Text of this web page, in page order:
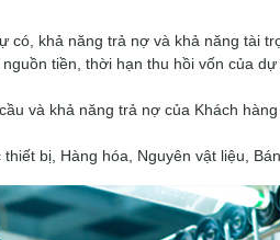
khả năng trả nợ và khả năng tài
tiền, thời hạn thu hồi vốn của
và khả năng trả nợ của Khách hàng .
bị, Hàng hóa, Nguyên vật liệu,